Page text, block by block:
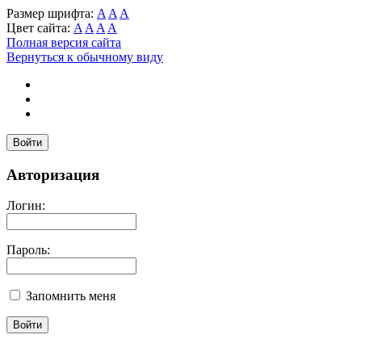
Размер шрифта: A A A
Цвет сайта: A A A A
Полная версия сайта
Вернуться к обычному виду
Войти
Авторизация
Логин:
Пароль:
Запомнить меня